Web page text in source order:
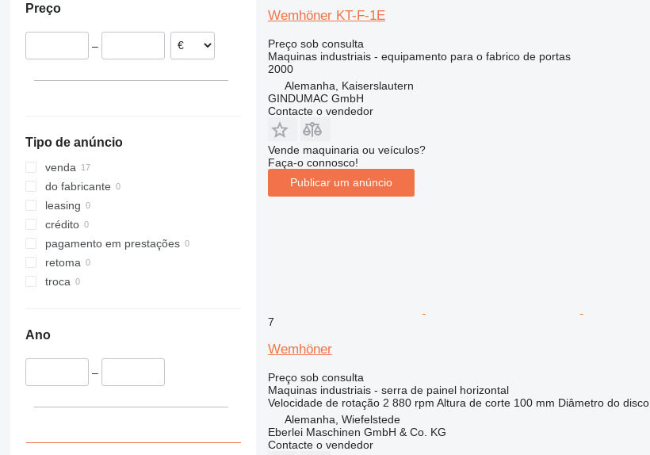
Preço
–
Tipo de anúncio
venda
do fabricante
leasing
crédito
pagamento em prestações
retoma
troca
Ano
–
Wemhöner KT-F-1E
Preço sob consulta
Maquinas industriais - equipamento para o fabrico de portas
2000
Alemanha, Kaiserslautern
GINDUMAC GmbH
Contacte o vendedor
Vende maquinaria ou veículos?
Faça-o connosco!
Publicar um anúncio
7
Wemhöner
Preço sob consulta
Maquinas industriais - serra de painel horizontal
Velocidade de rotação 2 880 rpm Altura de corte 100 mm Diâmetro do disco
Alemanha, Wiefelstede
Eberlei Maschinen GmbH & Co. KG
Contacte o vendedor